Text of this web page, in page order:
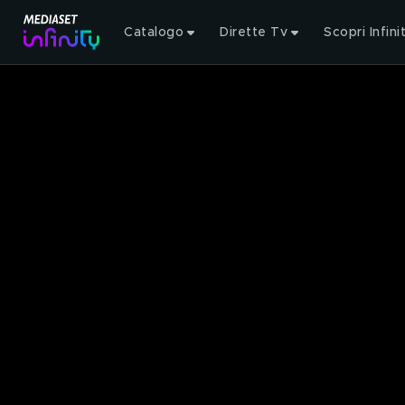
Catalogo Dirette Tv Scopri